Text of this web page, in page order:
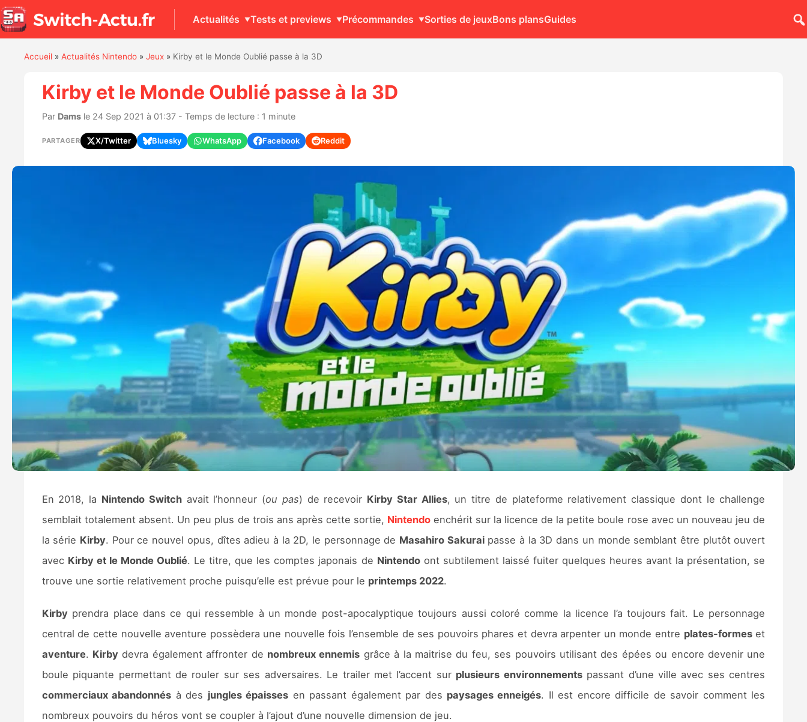
Actualités Tests et previews Précommandes Sorties de jeuxBons plansGuides
Accueil» Actualités Nintendo» Jeux» Kirby et le Monde Oublié passe à la 3D
Kirby et le Monde Oublié passe à la 3D
Par Damsle 24 Sep 2021 à 01:37 - Temps de lecture : 1 minute
PARTAGER X/Twitter Bluesky WhatsApp Facebook Reddit
En 2018, la Nintendo Switchavait l’honneur (ou pas) de recevoir Kirby Star Allies, un titre de plateforme relativement classique dont le challenge
semblait totalement absent. Un peu plus de trois ans après cette sortie, Nintendo enchérit sur la licence de la petite boule rose avec un nouveau jeu de
la série Kirby. Pour ce nouvel opus, dîtes adieu à la 2D, le personnage de Masahiro Sakuraipasse à la 3D dans un monde semblant être plutôt ouvert
avec Kirby et le Monde Oublié. Le titre, que les comptes japonais de Nintendoont subtilement laissé fuiter quelques heures avant la présentation, se
trouve une sortie relativement proche puisqu’elle est prévue pour le printemps 2022.
Kirbyprendra place dans ce qui ressemble à un monde post-apocalyptique toujours aussi coloré comme la licence l’a toujours fait. Le personnage
central de cette nouvelle aventure possèdera une nouvelle fois l’ensemble de ses pouvoirs phares et devra arpenter un monde entre plates-formeset
aventure. Kirby devra également affronter de nombreux ennemis grâce à la maitrise du feu, ses pouvoirs utilisant des épées ou encore devenir une
boule piquante permettant de rouler sur ses adversaires. Le trailer met l’accent sur plusieurs environnementspassant d’une ville avec ses centres
commerciaux abandonnés à des jungles épaisses en passant également par des paysages enneigés. Il est encore difficile de savoir comment les
nombreux pouvoirs du héros vont se coupler à l’ajout d’une nouvelle dimension de jeu.